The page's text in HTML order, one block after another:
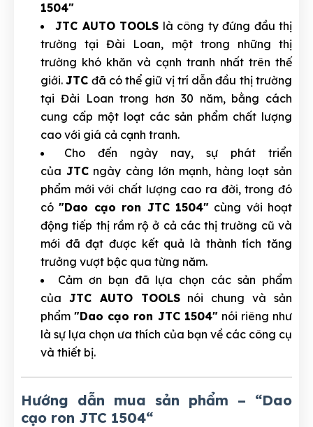
1504"
JTC AUTO TOOLS là công ty đứng đầu thị
trường tại Đài Loan, một trong những thị
trường khó khăn và cạnh tranh nhất trên thế
giới.JTC đã có thể giữ vị trí dẫn đầu thị trường
tại Đài Loan trong hơn 30 năm, bằng cách
cung cấp một loạt các sản phẩm chất lượng
cao với giá cả cạnh tranh.
Cho đến ngày nay, sự phát triển
của JTCngày càng lớn mạnh, hàng loạt sản
phẩm mới với chất lượng cao ra đời, trong đó
có"Dao cạo ron JTC 1504"cùng với hoạt
động tiếp thị rầm rộ ở cả các thị trường cũ và
mới đã đạt được kết quả là thành tích tăng
trưởng vượt bậc qua từng năm.
Cảm ơn bạn đã lựa chọn các sản phẩm
của JTC AUTO TOOLSnói chung và sản
phẩm"Dao cạo ron JTC 1504"nói riêng như
là sự lựa chọn ưa thích của bạn về các công cụ
và thiết bị.
Hướng dẫn mua sản phẩm – “Dao
cạo ron JTC 1504“